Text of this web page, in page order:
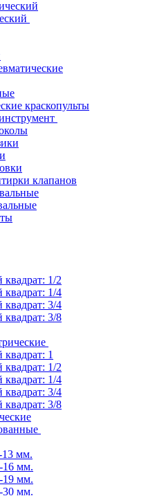
краскопульты
клапанов
1/2
1/4
3/4
3/8
1
1/2
1/4
3/4
3/8
13 мм.
16 мм.
19 мм.
30 мм.